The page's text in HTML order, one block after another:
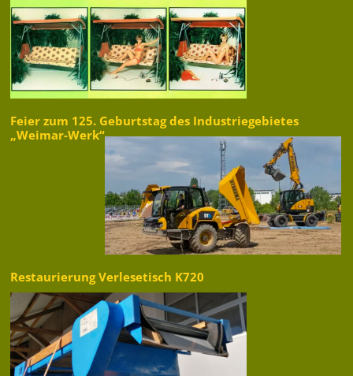
Feier zum 125. Geburtstag des Industriegebietes
„Weimar-Werk“
Restaurierung Verlesetisch K720